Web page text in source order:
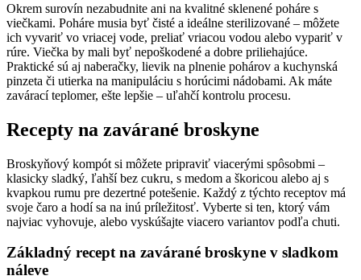
Okrem surovín nezabudnite ani na kvalitné sklenené poháre s
viečkami. Poháre musia byť čisté a ideálne sterilizované – môžete
ich vyvariť vo vriacej vode, preliať vriacou vodou alebo vypariť v
rúre. Viečka by mali byť nepoškodené a dobre priliehajúce.
Praktické sú aj naberačky, lievik na plnenie pohárov a kuchynská
pinzeta či utierka na manipuláciu s horúcimi nádobami. Ak máte
zavárací teplomer, ešte lepšie – uľahčí kontrolu procesu.
Recepty na zavárané broskyne
Broskyňový kompót si môžete pripraviť viacerými spôsobmi –
klasicky sladký, ľahší bez cukru, s medom a škoricou alebo aj s
kvapkou rumu pre dezertné potešenie. Každý z týchto receptov má
svoje čaro a hodí sa na inú príležitosť. Vyberte si ten, ktorý vám
najviac vyhovuje, alebo vyskúšajte viacero variantov podľa chuti.
Základný recept na zavárané broskyne v sladkom
náleve